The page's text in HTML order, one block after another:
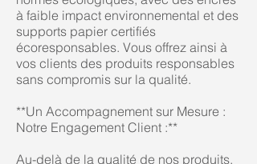
à faible impact environnemental et des
supports papier certifiés
écoresponsables. Vous offrez ainsi à
vos clients des produits responsables
sans compromis sur la qualité.
**Un Accompagnement sur Mesure :
Notre Engagement Client :**
Au-delà de la qualité de nos produits,